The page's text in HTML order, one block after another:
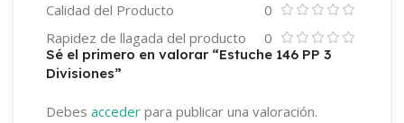
Calidad del Producto
0
Rapidez de llagada del producto
0
Sé el primero en valorar “Estuche 146 PP 3
Divisiones”
Debes acceder para publicar una valoración.